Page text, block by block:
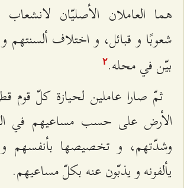
هما العاملان الأصليّان لانشعاب
شعوبًا و قبائل، و اختلاف ألسنتهم
بيّن في محله.٢
ثمّ صارا عاملين لحيازة كلّ قوم
الأرض على حسب مساعيهم في
وشدّتهم، و تخصيصها بأنفسهم و
يألفونه و يذبّون عنه بكلّ مساعيهم.